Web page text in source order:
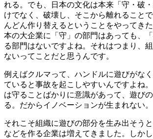
れる。でも、日本の文化は本来「守・破
けでなく、破壊し、そこから離れること
んどん作り替えるということをやってき
本の大企業に「守」の部門はあっても、
る部門はないですよね。それはつまり、
ないってことだと思うんです。
例えばクルマって、ハンドルに遊びがな
ていると事故を起こしやすいんですよね
は守ることばかりに意識があって、遊び
る。だからイノベーションが生まれない。
それこそ組織に遊びの部分を生み出そう
などを作る企業は増えてきました。しか